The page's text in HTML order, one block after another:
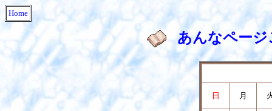
Home
あんなペー
日 月